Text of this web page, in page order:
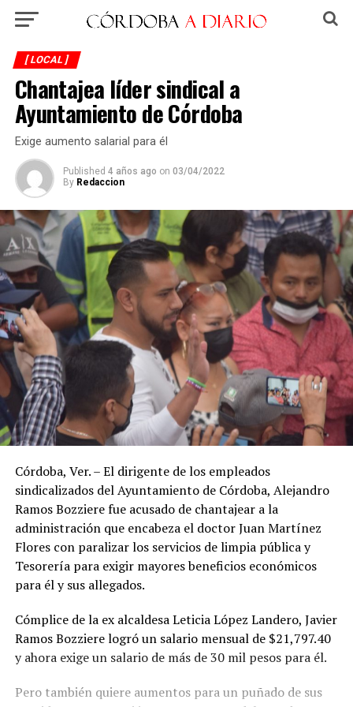
[ LOCAL ]
Chantajea líder sindical a
Ayuntamiento de Córdoba
Exige aumento salarial para él
Published 4 años ago on 03/04/2022
By Redaccion
Córdoba, Ver. – El dirigente de los empleados
sindicalizados del Ayuntamiento de Córdoba, Alejandro
Ramos Bozziere fue acusado de chantajear a la
administración que encabeza el doctor Juan Martínez
Flores con paralizar los servicios de limpia pública y
Tesorería para exigir mayores beneficios económicos
para él y sus allegados.
Cómplice de la ex alcaldesa Leticia López Landero, Javier
Ramos Bozziere logró un salario mensual de $21,797.40
y ahora exige un salario de más de 30 mil pesos para él.
Pero también quiere aumentos para un puñado de sus